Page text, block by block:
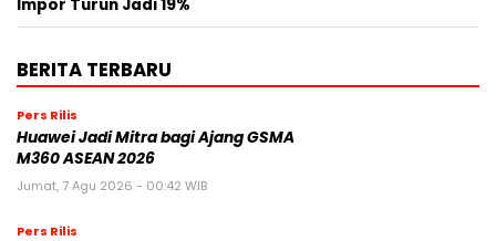
Impor Turun Jadi 19%
BERITA TERBARU
Pers Rilis
Huawei Jadi Mitra bagi Ajang GSMA
M360 ASEAN 2026
Jumat, 7 Agu 2026 - 00:42 WIB
Pers Rilis